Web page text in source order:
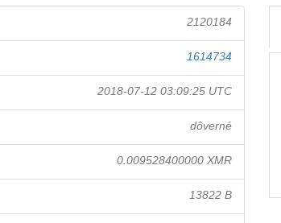
2120184
1614734
2018-07-12 03:09:25 UTC
dôverné
0.009528400000 XMR
13822 B